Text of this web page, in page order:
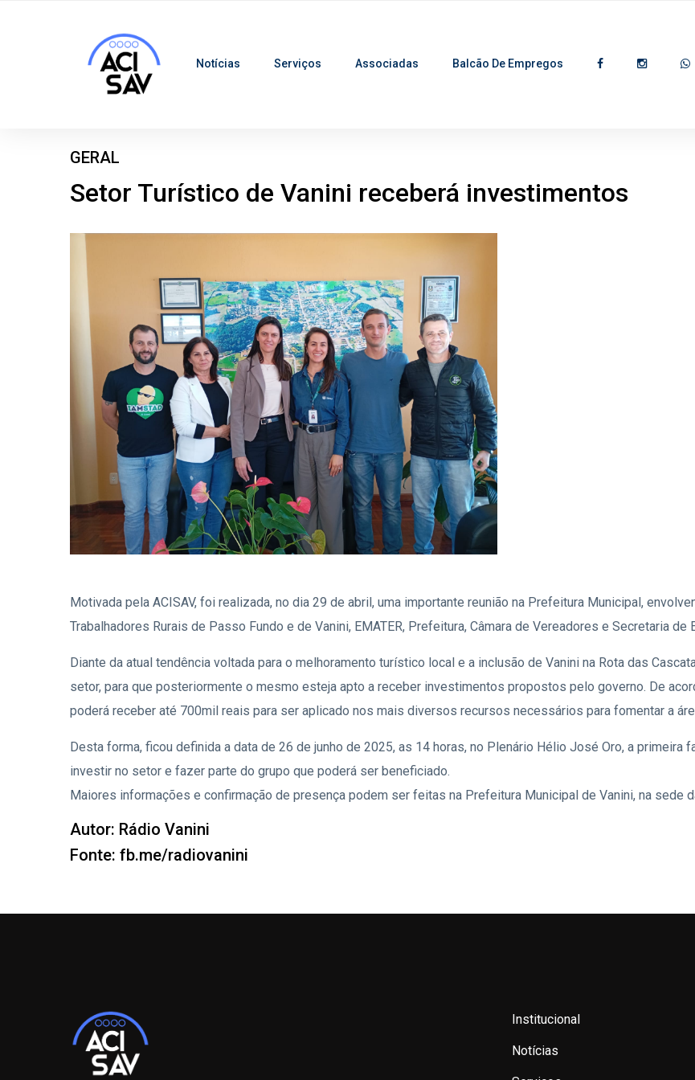
Notícias Serviços Associadas Balcão De Empregos
GERAL
Setor Turístico de Vanini receberá investimentos
Motivada pela ACISAV, foi realizada, no dia 29 de abril, uma importante reunião na Prefeitura Municipal,
Trabalhadores Rurais de Passo Fundo e de Vanini, EMATER, Prefeitura, Câmara de Vereadores e Secretaria de
Diante da atual tendência voltada para o melhoramento turístico local e a inclusão de Vanini na Rota das
setor, para que posteriormente o mesmo esteja apto a receber investimentos propostos pelo governo. De
poderá receber até 700mil reais para ser aplicado nos mais diversos recursos necessários para fomentar a
Desta forma, ficou definida a data de 26 de junho de 2025, as 14 horas, no Plenário Hélio José Oro, a
investir no setor e fazer parte do grupo que poderá ser beneficiado.
Maiores informações e confirmação de presença podem ser feitas na Prefeitura Municipal de Vanini, na sede
Autor: Rádio Vanini
Fonte: fb.me/radiovanini
Institucional
Notícias